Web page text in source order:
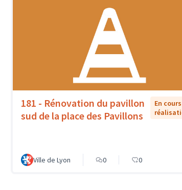
181 - Rénovation du pavillon
sud de la place des Pavillons
En
Ville de Lyon 0 0